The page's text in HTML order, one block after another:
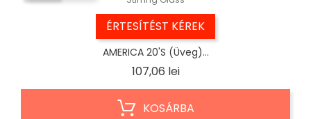
ÉRTESÍTÉST KÉREK
AMERICA 20's (Üveg)...
107,06 leiÁr
KOSÁRBA